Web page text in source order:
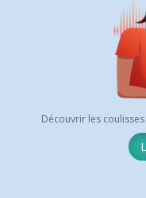
Découvrir les